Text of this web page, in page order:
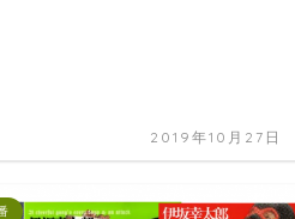
2019年10月27日